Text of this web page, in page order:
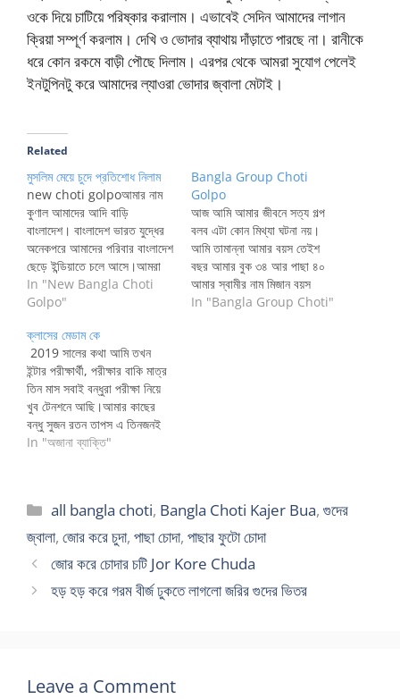
ওকে দিয়ে চাটিয়ে পরিষ্কার করালাম। এভাবেই সেদিন আমাদের লাগান
ক্রিয়া সম্পূর্ণ করলাম। দেখি ও ভোদার ব্যাথায় দাঁড়াতে পারছে না। রানীকে
ধরে কোন রকমে বাড়ী পৌছে দিলাম। এরপর থেকে আমরা সুযোগ পেলেই
ইনটুপিনটু করে আমাদের ল্যাওরা ভোদার জ্বালা মেটাই।
Related
মুসলিম মেয়ে চুদে প্রতিশোধ নিলাম
new choti golpoআমার নাম
কুণাল আমাদের আদি বাড়ি
বাংলাদেশ। বাংলাদেশ ভারত যুদ্ধের
অনেকপরে আমাদের পরিবার বাংলাদেশ
ছেড়ে ইন্ডিয়াতে চলে আসে।আমরা
হিন্দু হওয়ায় প্রতিবেশী মুসলমানেরা
অনেক নির্যাতন করতো, বিভিন্ন সময়
ফেলতে আবার রাতের বেলা গ্রামের
ছেলেরা পিকনিক করলে আমাদের
বাড়ির হাস মুরগির এমনকি ছাগল ও…
In "New Bangla Choti
Golpo"
Bangla Group Choti
Golpo
আজ আমি আমার জীবনে সত্য গল্প
বলব এটা কোন মিথ্যা ঘটনা নয়।
আমি তামান্না আমার বয়স তেইশ
বছর আমার বুক ৩৪ আর পাছা ৪০
আমার স্বামীর নাম মিজান বয়স
বত্রিশ বছর আমরা দুজন প্রেম করে
In "Bangla Group Choti"
ক্লাসের মেডাম কে
2019 সালের কথা আমি তখন
ইন্টার পরীক্ষার্থী, পরীক্ষার বাকি মাত্র
তিন মাস সবাই বন্ধুরা পরীক্ষা নিয়ে
খুব টেনশনে আছি।আমার কাছের
বন্ধু সুজন রতন তাপস এ তিনজনই
হিন্দু ছিল কিন্তু আমি মুসলমান
কোচিং করতাম সেলিনা ম্যাডামের
কাছে।ম্যাডাম খুব রাগী…
In "অজানা ব্যাক্তি"
Categories
all bangla choti, Bangla Choti Kajer Bua,গুদের
জ্বালা, জোর করে চুদা, পাছা চোদা, পাছার ফুটো চোদা
জোর করে চোদার চটি Jor Kore Chuda
হড় হড় করে গরম বীর্জ ঢুকতে লাগলো জরির গুদের ভিতর
Leave a Comment